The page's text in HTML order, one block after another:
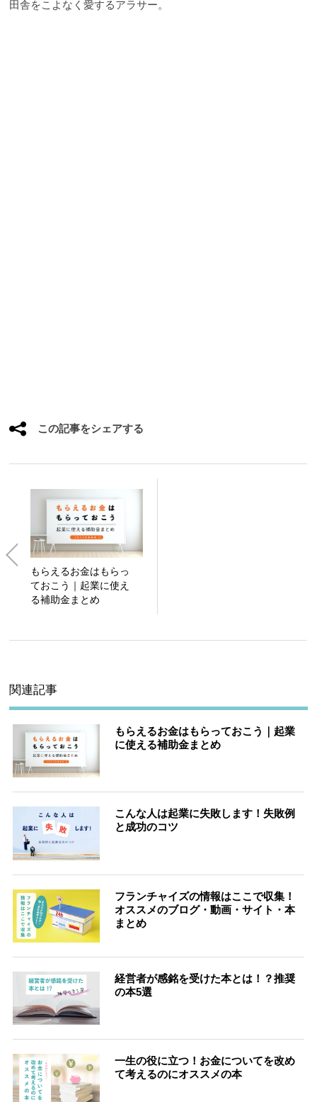
田舎をこよなく愛するアラサー。
この記事をシェアする
もらえるお金はもらっ
ておこう｜起業に使え
る補助金まとめ
関連記事
もらえるお金はもらっておこう｜起業
に使える補助金まとめ
こんな人は起業に失敗します！失敗例
と成功のコツ
フランチャイズの情報はここで収集！
オススメのブログ・動画・サイト・本
まとめ
経営者が感銘を受けた本とは！？推奨
の本5選
一生の役に立つ！お金についてを改め
て考えるのにオススメの本